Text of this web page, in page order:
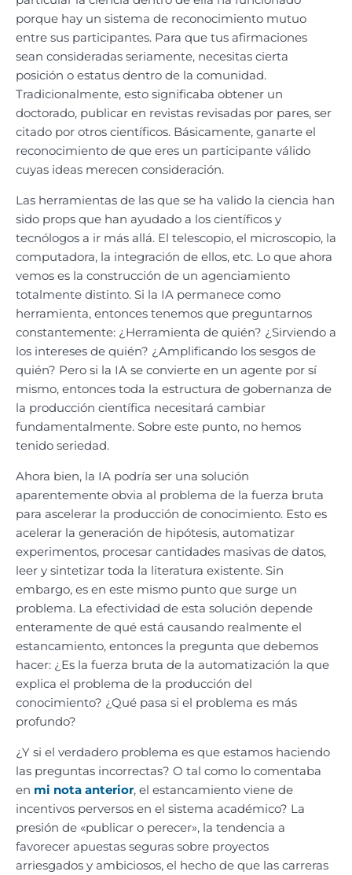
porque hay un sistema de reconocimiento mutuo
entre sus participantes. Para que tus afirmaciones
sean consideradas seriamente, necesitas cierta
posición o estatus dentro de la comunidad.
Tradicionalmente, esto significaba obtener un
doctorado, publicar en revistas revisadas por pares, ser
citado por otros científicos. Básicamente, ganarte el
reconocimiento de que eres un participante válido
cuyas ideas merecen consideración.
Las herramientas de las que se ha valido la ciencia han
sido props que han ayudado a los científicos y
tecnólogos a ir más allá. El telescopio, el microscopio, la
computadora, la integración de ellos, etc. Lo que ahora
vemos es la construcción de un agenciamiento
totalmente distinto. Si la IA permanece como
herramienta, entonces tenemos que preguntarnos
constantemente: ¿Herramienta de quién? ¿Sirviendo a
los intereses de quién? ¿Amplificando los sesgos de
quién? Pero si la IA se convierte en un agente por sí
mismo, entonces toda la estructura de gobernanza de
la producción científica necesitará cambiar
fundamentalmente. Sobre este punto, no hemos
tenido seriedad.
Ahora bien, la IA podría ser una solución
aparentemente obvia al problema de la fuerza bruta
para ascelerar la producción de conocimiento. Esto es
acelerar la generación de hipótesis, automatizar
experimentos, procesar cantidades masivas de datos,
leer y sintetizar toda la literatura existente. Sin
embargo, es en este mismo punto que surge un
problema. La efectividad de esta solución depende
enteramente de qué está causando realmente el
estancamiento, entonces la pregunta que debemos
hacer: ¿Es la fuerza bruta de la automatización la que
explica el problema de la producción del
conocimiento? ¿Qué pasa si el problema es más
profundo?
¿Y si el verdadero problema es que estamos haciendo
las preguntas incorrectas? O tal como lo comentaba
en mi nota anterior, el estancamiento viene de
incentivos perversos en el sistema académico? La
presión de «publicar o perecer», la tendencia a
favorecer apuestas seguras sobre proyectos
arriesgados y ambiciosos, el hecho de que las carreras